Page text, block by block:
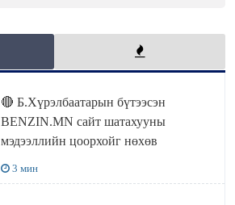
🔴 Б.Хүрэлбаатарын бүтээсэн
BENZIN.MN сайт шатахууны
мэдээллийн цоорхойг нөхөв
3 мин